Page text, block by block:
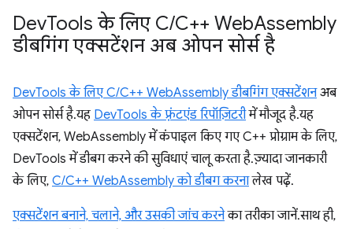
DevTools के लिए C/C++ WebAssembly
डीबगिंग एक्सटेंशन अब ओपन सोर्स है
DevTools के लिए C/C++ WebAssembly डीबगिंग एक्सटेंशनअब
ओपन सोर्स है. यह DevTools के फ़्रंटएंड रिपॉज़िटरीमें मौजूद है. यह
एक्सटेंशन, WebAssembly में कंपाइल किए गए C++ प्रोग्राम के लिए,
DevTools में डीबग करने की सुविधाएं चालू करता है. ज़्यादा जानकारी
के लिए, C/C++ WebAssembly को डीबग करनालेख पढ़ें.
एक्सटेंशन बनाने, चलाने, और उसकी जांच करनेका तरीका जानें. साथ ही,